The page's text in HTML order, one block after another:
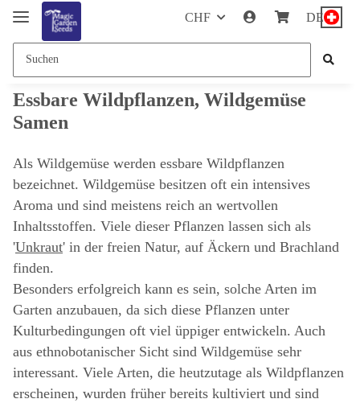
CHF DE
Essbare Wildpflanzen, Wildgemüse
Samen
Als Wildgemüse werden essbare Wildpflanzen
bezeichnet. Wildgemüse besitzen oft ein intensives
Aroma und sind meistens reich an wertvollen
Inhaltsstoffen. Viele dieser Pflanzen lassen sich als
'Unkraut' in der freien Natur, auf Äckern und Brachland
finden.
Besonders erfolgreich kann es sein, solche Arten im
Garten anzubauen, da sich diese Pflanzen unter
Kulturbedingungen oft viel üppiger entwickeln. Auch
aus ethnobotanischer Sicht sind Wildgemüse sehr
interessant. Viele Arten, die heutzutage als Wildpflanzen
erscheinen, wurden früher bereits kultiviert und sind